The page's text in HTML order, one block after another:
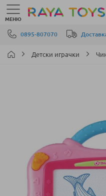
Прескачане към съдържанието
0895-807070
МЕНЮ
Детски играчки
изображенията